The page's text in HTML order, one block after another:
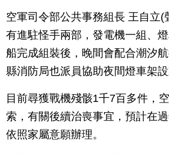
空軍司令部公共事務組長 王自立(
有進駐怪手兩部，發電機一組、
船完成組裝後，晚間會配合潮汐
縣消防局也派員協助夜間燈車架設
目前尋獲戰機殘骸1千7百多件，
索，有關後續治喪事宜，預計在
依照家屬意願辦理。